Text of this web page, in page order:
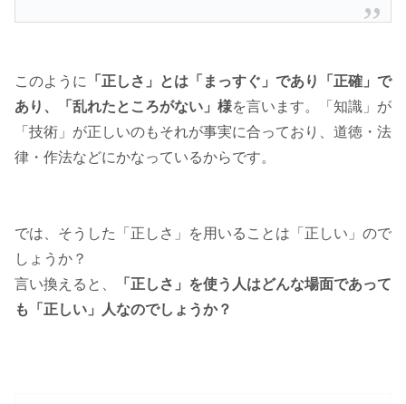
このように 「正しさ」とは「まっすぐ」であり「正確」で
あり、「乱れたところがない」様を言います。「知識」が
「技術」が正しいのもそれが事実に合っており、道徳・法
律・作法などにかなっているからです。
では、そうした「正しさ」を用いることは「正しい」ので
しょうか？
言い換えると、
「正しさ」を使う人はどんな場面であって
も「正しい」人なのでしょうか？